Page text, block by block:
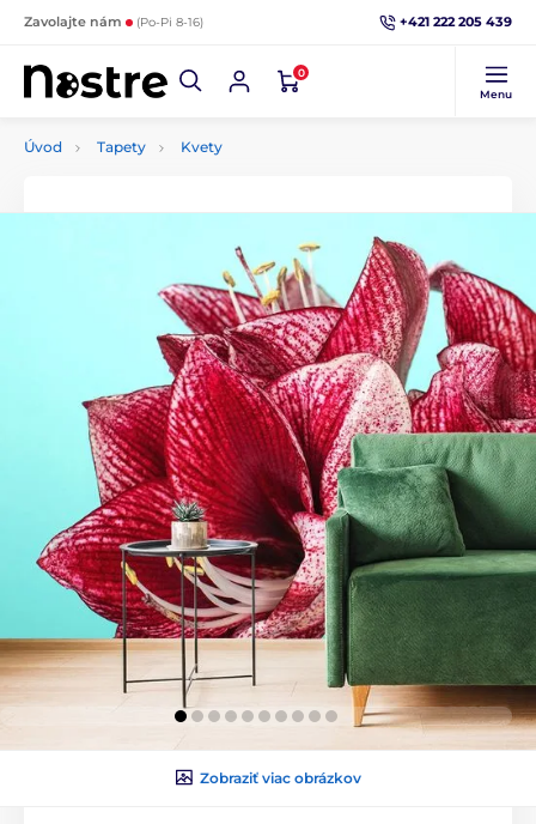
Zavolajte nám (Po-Pi 8-16) +421 222 205 439
0
Menu
Úvod Tapety Kvety
Zobraziť viac obrázkov